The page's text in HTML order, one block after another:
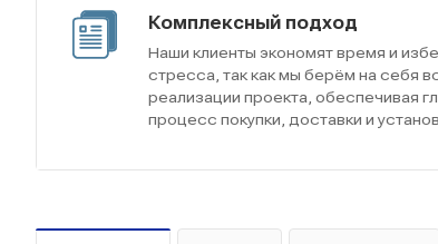
Комплексный подход
Наши клиенты экономят время и
стресса, так как мы берём на себя
реализации проекта, обеспечивая
процесс покупки, доставки и